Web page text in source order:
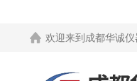
欢迎来到 成都华诚